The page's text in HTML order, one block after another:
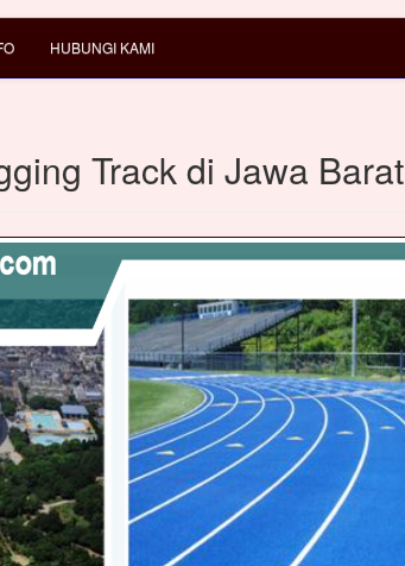
HUBUNGI KAMI
Track di Jawa Barat